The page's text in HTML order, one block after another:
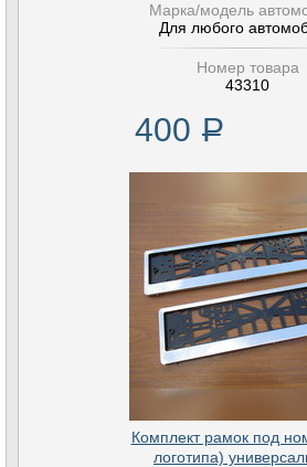
Марка/модель
Для любого
Номер товара
43310
400 Р
Комплект рамок под
логотипа)